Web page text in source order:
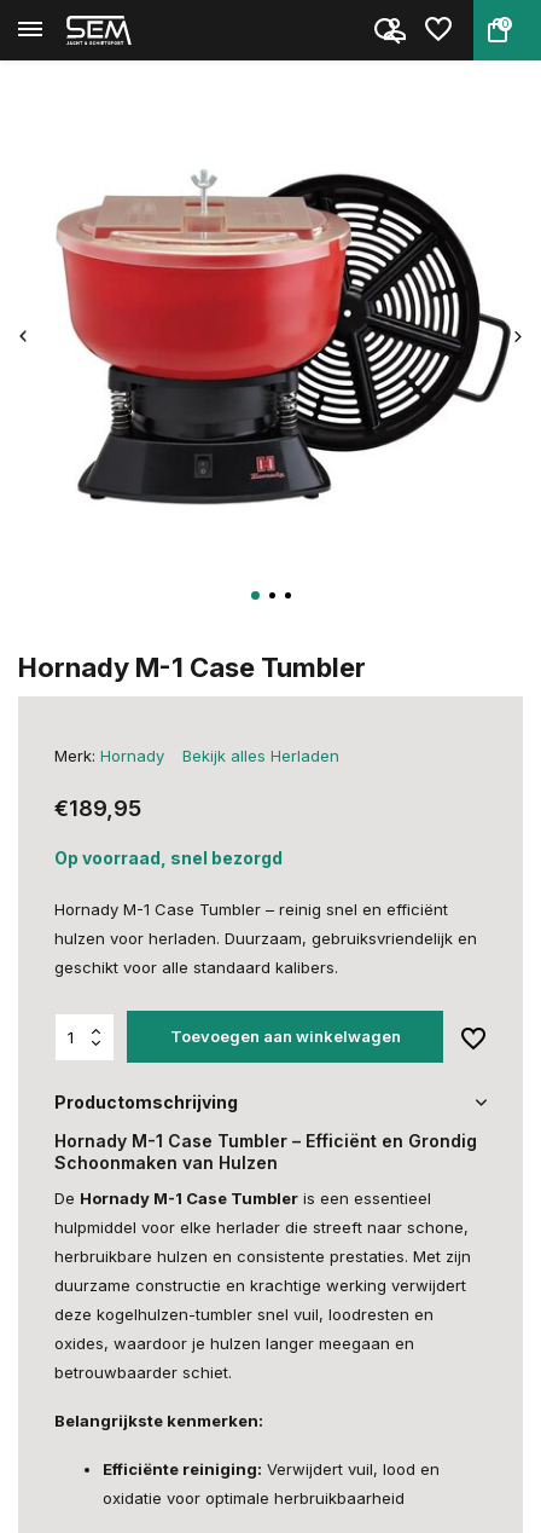
0
Terug Home Hornady M-1 Case Tumbler
Hornady M-1 Case Tumbler
Merk: Hornady Bekijk alles Herladen
€189,95
Op voorraad, snel bezorgd
Hornady M-1 Case Tumbler – reinig snel en efficiënt
hulzen voor herladen. Duurzaam, gebruiksvriendelijk en
geschikt voor alle standaard kalibers.
Toevoegen aan winkelwagen
Productomschrijving
Hornady M-1 Case Tumbler – Efficiënt en Grondig
Schoonmaken van Hulzen
De Hornady M-1 Case Tumbler is een essentieel
hulpmiddel voor elke herlader die streeft naar schone,
herbruikbare hulzen en consistente prestaties. Met zijn
duurzame constructie en krachtige werking verwijdert
deze kogelhulzen-tumbler snel vuil, loodresten en
oxides, waardoor je hulzen langer meegaan en
betrouwbaarder schiet.
Belangrijkste kenmerken:
Efficiënte reiniging: Verwijdert vuil, lood en
oxidatie voor optimale herbruikbaarheid